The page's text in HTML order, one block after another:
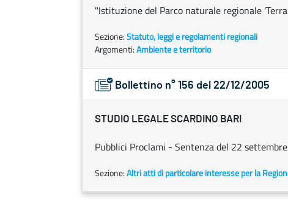
"Istituzione del Parco naturale regionale
Sezione:Statuto, leggi e regolamenti regionali
Argomenti:Ambiente e territorio
Bollettino n° 156 del 22/12/2005
STUDIO LEGALE SCARDINO BARI
Pubblici Proclami - Sentenza del 22
Sezione:Altri atti di particolare interesse per la